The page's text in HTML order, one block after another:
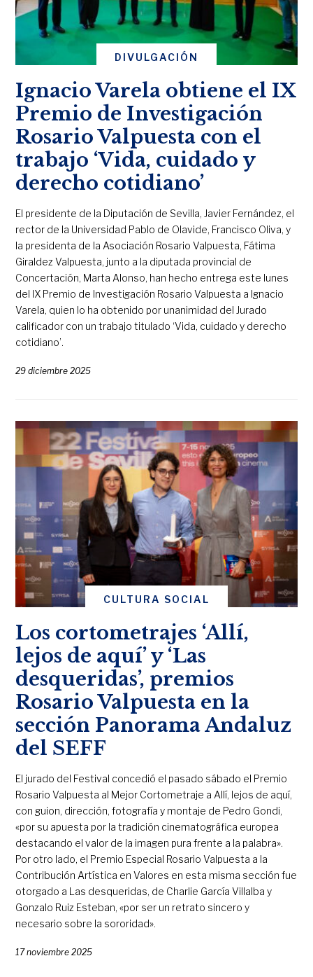
DIVULGACIÓN
Ignacio Varela obtiene el IX
Premio de Investigación
Rosario Valpuesta con el
trabajo ‘Vida, cuidado y
derecho cotidiano’
El presidente de la Diputación de Sevilla, Javier Fernández, el
rector de la Universidad Pablo de Olavide, Francisco Oliva, y
la presidenta de la Asociación Rosario Valpuesta, Fátima
Giraldez Valpuesta, junto a la diputada provincial de
Concertación, Marta Alonso, han hecho entrega este lunes
del IX Premio de Investigación Rosario Valpuesta a Ignacio
Varela, quien lo ha obtenido por unanimidad del Jurado
calificador con un trabajo titulado ‘Vida, cuidado y derecho
cotidiano’.
29 diciembre 2025
CULTURA SOCIAL
Los cortometrajes ‘Allí,
lejos de aquí’ y ‘Las
desqueridas’, premios
Rosario Valpuesta en la
sección Panorama Andaluz
del SEFF
El jurado del Festival concedió el pasado sábado el Premio
Rosario Valpuesta al Mejor Cortometraje a Allí, lejos de aquí,
con guion, dirección, fotografía y montaje de Pedro Gondi,
«por su apuesta por la tradición cinematográfica europea
destacando el valor de la imagen pura frente a la palabra».
Por otro lado, el Premio Especial Rosario Valpuesta a la
Contribución Artística en Valores en esta misma sección fue
otorgado a Las desqueridas, de Charlie García Villalba y
Gonzalo Ruiz Esteban, «por ser un retrato sincero y
necesario sobre la sororidad».
17 noviembre 2025